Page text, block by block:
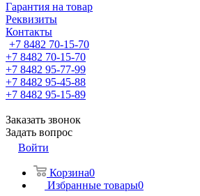
Гарантия на товар
Реквизиты
Контакты
+7 8482 70-15-70
+7 8482 70-15-70
+7 8482 95-77-99
+7 8482 95-45-88
+7 8482 95-15-89
Заказать звонок
Задать вопрос
Войти
Корзина0
Избранные товары0